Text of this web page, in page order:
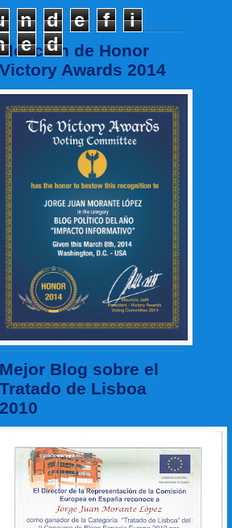
n d e f
i
e d
de Honor
Victory Awards 2014
Mejor Blog sobre el
Tratado de Lisboa
2010